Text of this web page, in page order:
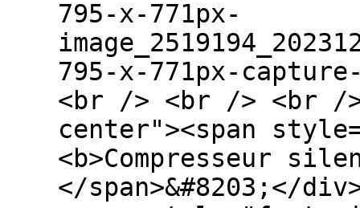
795-x-771px-
795-x-771px-
<br /> <br /> <br /
center"><span
<b>Compresseur
</span>&#8203;</